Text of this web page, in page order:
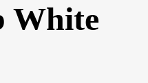
White